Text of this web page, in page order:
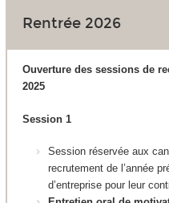
Rentrée 2026
Ouverture des sessions de
2025
Session 1
Session réservée aux
recrutement de l’année
d’entreprise pour leur